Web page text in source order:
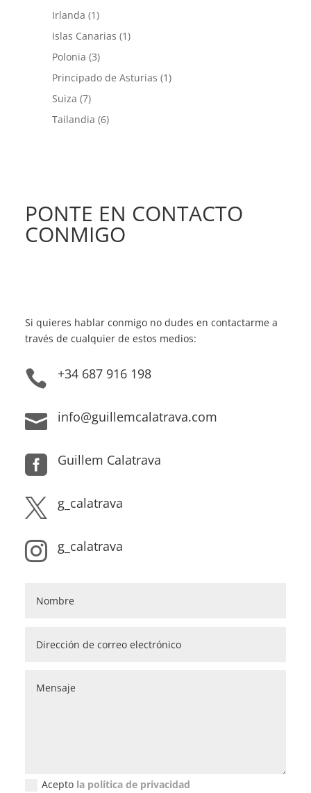
Irlanda (1)
Islas Canarias (1)
Polonia (3)
Principado de Asturias (1)
Suiza (7)
Tailandia (6)
PONTE EN CONTACTO
CONMIGO
Si quieres hablar conmigo no dudes en contactarme a
través de cualquier de estos medios:
 +34 687 916 198
 info@guillemcalatrava.com
 Guillem Calatrava
 g_calatrava
 g_calatrava
Acepto la política de privacidad